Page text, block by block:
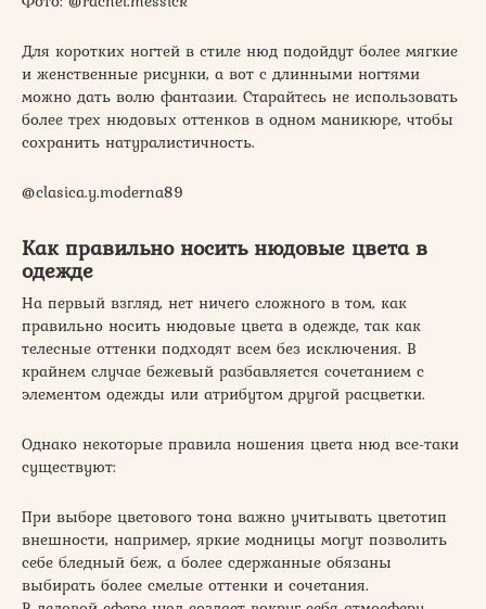
Для коротких ногтей в стиле нюд подойдут более мягкие
и женственные рисунки, а вот с длинными ногтями
можно дать волю фантазии. Старайтесь не использовать
более трех нюдовых оттенков в одном маникюре, чтобы
сохранить натуралистичность.
@clasica.y.moderna89
Как правильно носить нюдовые цвета в
одежде
На первый взгляд, нет ничего сложного в том, как
правильно носить нюдовые цвета в одежде, так как
телесные оттенки подходят всем без исключения. В
крайнем случае бежевый разбавляется сочетанием с
элементом одежды или атрибутом другой расцветки.
Однако некоторые правила ношения цвета нюд все-таки
существуют:
При выборе цветового тона важно учитывать цветотип
внешности, например, яркие модницы могут позволить
себе бледный беж, а более сдержанные обязаны
выбирать более смелые оттенки и сочетания.